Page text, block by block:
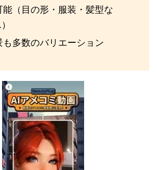
能（目の形・服装・髪型な
も多数のバリエーション